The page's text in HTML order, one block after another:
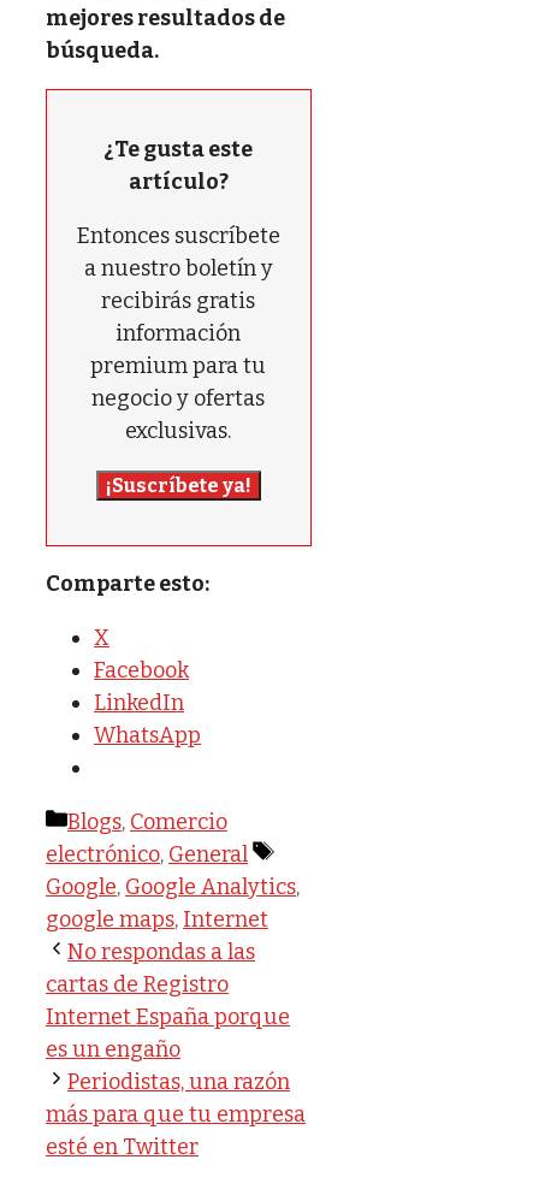
mejores resultados de
búsqueda.
¿Te gusta este
artículo?
Entonces suscríbete
a nuestro boletín y
recibirás gratis
información
premium para tu
negocio y ofertas
exclusivas.
¡Suscríbete ya!
Comparte esto:
X
Facebook
LinkedIn
WhatsApp
Categorías
Blogs, Comercio
electrónico, General
Etiquetas
Google, Google Analytics,
google maps, Internet
No respondas a las
cartas de Registro
Internet España porque
es un engaño
Periodistas, una razón
más para que tu empresa
esté en Twitter